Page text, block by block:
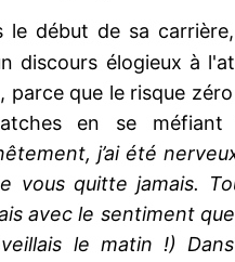
le début de sa carrière,
discours élogieux à
parce que le risque
en se
j’ai été
vous quitte jamais.
avec le sentiment
le matin !)